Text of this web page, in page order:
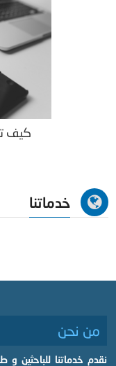
كيف
خدماتنا
من نحن
نقدم خدماتنا للباحثين و